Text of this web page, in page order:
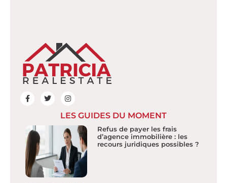
LES GUIDES DU MOMENT
Refus de payer les frais
d’agence immobilière : les
recours juridiques possibles ?